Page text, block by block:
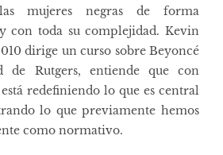
mujeres negras de forma
con toda su complejidad. Kevin
dirige un curso sobre Beyoncé
de Rutgers, entiende que con
redefiniendo lo que es central
lo que previamente hemos
como normativo.